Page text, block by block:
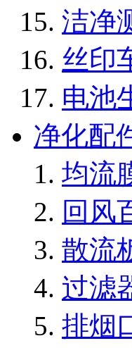
洁净
丝印
电池
净化配
均流
回风
散流
过滤
排烟